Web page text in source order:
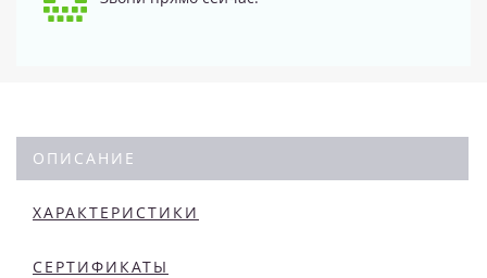
ОПИСАНИЕ
ХАРАКТЕРИСТИКИ
СЕРТИФИКАТЫ